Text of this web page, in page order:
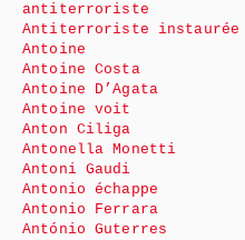
antiterroriste
Antiterroriste instaurée
Antoine
Antoine Costa
Antoine D’Agata
Antoine voit
Anton Ciliga
Antonella Monetti
Antoni Gaudi
Antonio échappe
Antonio Ferrara
António Guterres